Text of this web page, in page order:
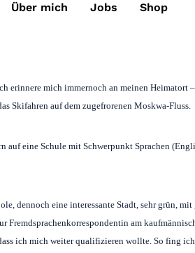
Über mich Jobs Shop
mich immernoch an meinen Heimatort
Skifahren auf dem zugefrorenen Moskwa-Fluss.
auf eine Schule mit Schwerpunkt Sprachen
dennoch eine interessante Stadt, sehr grün,
Fremdsprachenkorrespondentin am
ich mich weiter qualifizieren wollte. So fing